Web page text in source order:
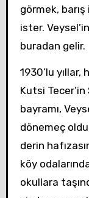
görmek,
ister.
buradan gelir.
1930’lu yıllar,
Kutsi
bayramı,
dönemeç
derin
köy
okullara